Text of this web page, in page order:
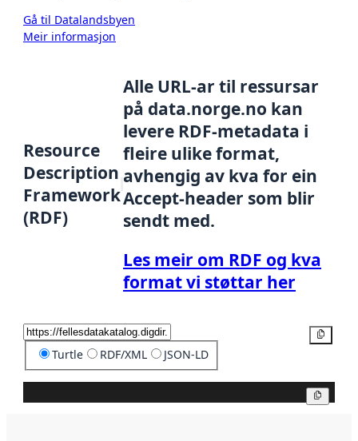
Gå til Datalandsbyen
Meir informasjon
Resource
Description
Framework
(RDF)
Alle URL-ar til ressursar
på data.norge.no kan
levere RDF-metadata i
fleire ulike format,
avhengig av kva for ein
Accept-header som blir
sendt med.
Les meir om RDF og kva
format vi støttar her
Turtle RDF/XML JSON-LD